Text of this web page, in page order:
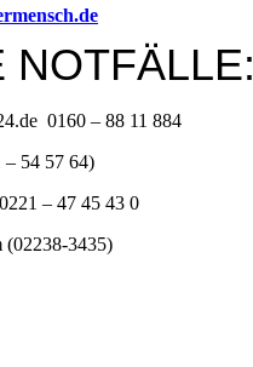
NOTFÄLLE:
0160 – 88 11 884
– 54 57 64)
– 47 45 43 0
3435)